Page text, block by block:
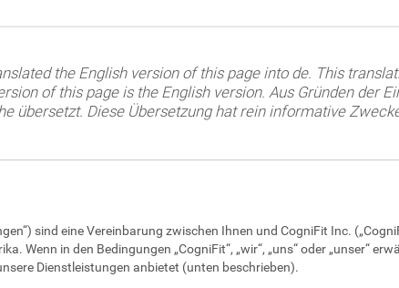
the English version of this page into de. This
of this page is the English version. Aus Gründen der
übersetzt. Diese Übersetzung hat rein informative
sind eine Vereinbarung zwischen Ihnen und CogniFit Inc.
Wenn in den Bedingungen „CogniFit“, „wir“, „uns“ oder „unser“
Dienstleistungen anbietet (unten beschrieben).